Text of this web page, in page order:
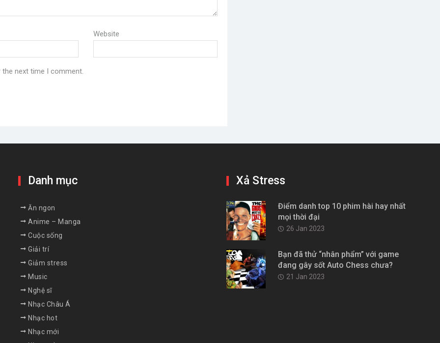
Website
next time I comment.
Danh mục
Ăn ngon
Anime – Manga
Cuộc sống
Giải trí
Giảm stress
Music
Nghệ sĩ
Nhạc Châu Á
Nhạc hot
Nhạc mới
Xả Stress
Điểm danh top 10 phim hài hay nhất
mọi thời đại
26 Jan 2023
Bạn đã thử “nhân phẩm” với game
đang gây sốt Auto Chess chưa?
21 Jan 2023